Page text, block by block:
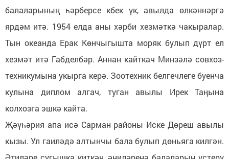
балаларының һәрберсе кбек үк, авылда өлкәннәргә
ярдәм итә. 1954 елда аны хәрби хезмәткә чакыралар.
Тын океанда Ерак Көнчыгышта моряк булып дүрт ел
хезмәт итә Габделбәр. Аннан кайткач Минзәлә совхоз-
техникумына укырга керә. Зоотехник белгечлеге буенча
кулына диплом алгач, туган авылы Ирек Таңына
колхозга эшкә кайта.
Җәүһәрия апа исә Сарман районы Иске Дөреш авылы
кызы. Ул гаиләдә алтынчы бала булып дөньяга килгән.